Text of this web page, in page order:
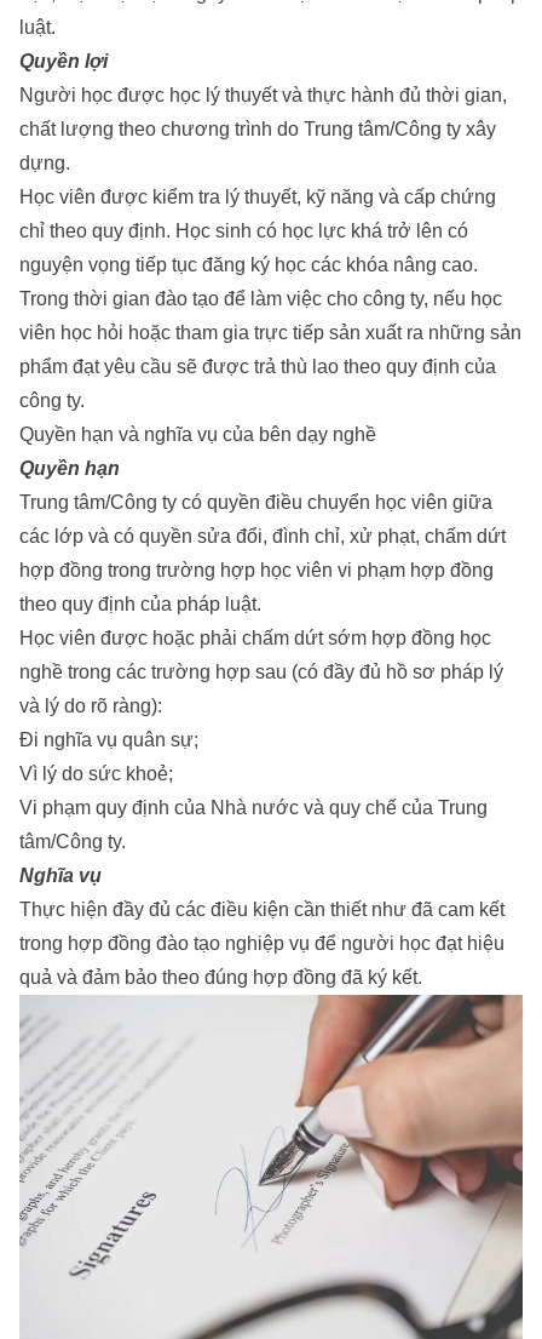
luật.
Quyền lợi
Người học được học lý thuyết và thực hành đủ thời gian,
chất lượng theo chương trình do Trung tâm/Công ty xây
dựng.
Học viên được kiểm tra lý thuyết, kỹ năng và cấp chứng
chỉ theo quy định. Học sinh có học lực khá trở lên có
nguyện vọng tiếp tục đăng ký học các khóa nâng cao.
Trong thời gian đào tạo để làm việc cho công ty, nếu học
viên học hỏi hoặc tham gia trực tiếp sản xuất ra những sản
phẩm đạt yêu cầu sẽ được trả thù lao theo quy định của
công ty.
Quyền hạn và nghĩa vụ của bên dạy nghề
Quyền hạn
Trung tâm/Công ty có quyền điều chuyển học viên giữa
các lớp và có quyền sửa đổi, đình chỉ, xử phạt, chấm dứt
hợp đồng trong trường hợp học viên vi phạm hợp đồng
theo quy định của pháp luật.
Học viên được hoặc phải chấm dứt sớm hợp đồng học
nghề trong các trường hợp sau (có đầy đủ hồ sơ pháp lý
và lý do rõ ràng):
Đi nghĩa vụ quân sự;
Vì lý do sức khoẻ;
Vi phạm quy định của Nhà nước và quy chế của Trung
tâm/Công ty.
Nghĩa vụ
Thực hiện đầy đủ các điều kiện cần thiết như đã cam kết
trong hợp đồng đào tạo nghiệp vụ để người học đạt hiệu
quả và đảm bảo theo đúng hợp đồng đã ký kết.